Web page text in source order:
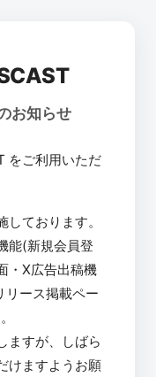
お知らせ
をご利用いただ
ております。
能(新規会員登
・X広告出稿機
リース掲載ペー
ますが、しばら
けますようお願